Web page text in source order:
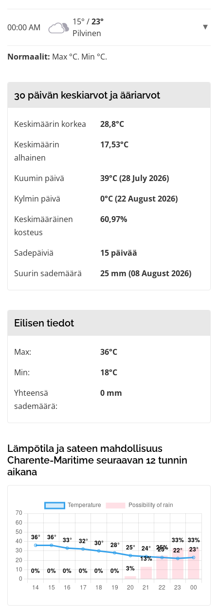
00:00 AM
15° /23°
Pilvinen
Normaalit: Max °C. Min °C.
30 päivän keskiarvot ja ääriarvot
Keskimäärin korkea
28,8°C
Keskimäärin
alhainen
17,53°C
Kuumin päivä
39°C (28 July 2026)
Kylmin päivä
0°C (22 August 2026)
Keskimääräinen
kosteus
60,97%
Sadepäiviä
15 päivää
Suurin sademäärä
25 mm (08 August 2026)
Eilisen tiedot
Max:
36°C
Min:
18°C
Yhteensä
sademäärä:
0 mm
Lämpötila ja sateen mahdollisuus
Charente-Maritime seuraavan 12 tunnin
aikana